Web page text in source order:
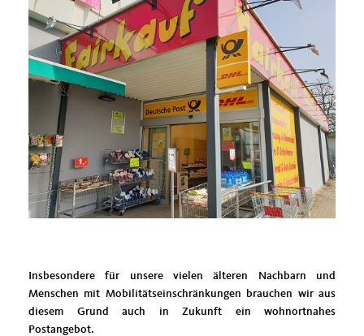
Insbesondere für unsere vielen älteren Nachbarn und
Menschen mit Mobilitätseinschränkungen brauchen wir aus
diesem Grund auch in Zukunft ein wohnortnahes
Postangebot.